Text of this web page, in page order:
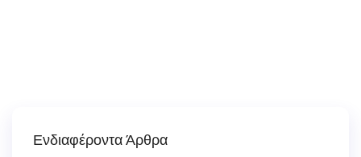
Ενδιαφέροντα Άρθρα